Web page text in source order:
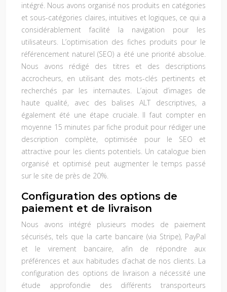
intégré. Nous avons organisé nos produits en catégories
et sous-catégories claires, intuitives et logiques, ce qui a
considérablement facilité la navigation pour les
utilisateurs. L’optimisation des fiches produits pour le
référencement naturel (SEO) a été une priorité absolue.
Nous avons rédigé des titres et des descriptions
accrocheurs, en utilisant des mots-clés pertinents et
recherchés par les internautes. L’ajout d’images de
haute qualité, avec des balises ALT descriptives, a
également été une étape cruciale. Il faut compter en
moyenne 15 minutes par fiche produit pour rédiger une
description complète, optimisée pour le SEO et
attractive pour les clients potentiels. Un catalogue bien
organisé et optimisé peut augmenter le temps passé
sur le site de près de 20%.
Configuration des options de
paiement et de livraison
Nous avons intégré plusieurs modes de paiement
sécurisés, tels que la carte bancaire (via Stripe), PayPal
et le virement bancaire, afin de répondre aux
préférences et aux habitudes d’achat de nos clients. La
configuration des options de livraison a nécessité une
étude approfondie des différents transporteurs